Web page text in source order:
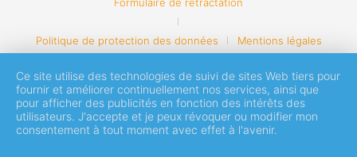
Politique de protection des données Mentions légales
Ce site utilise des technologies de suivi de sites Web tiers pour
fournir et améliorer continuellement nos services, ainsi que
pour afficher des publicités en fonction des intérêts des
utilisateurs. J'accepte et je peux révoquer ou modifier mon
consentement à tout moment avec effet à l'avenir.